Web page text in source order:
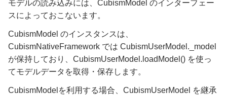
モデルの読み込みには、CubismModel のインターフェー
スによっておこないます。
CubismModel のインスタンスは、
CubismNativeFramework では CubismUserModel._model
が保持しており、CubismUserModel.loadModel() を使っ
てモデルデータを取得・保存します。
CubismModelを利用する場合、CubismUserModel を継承